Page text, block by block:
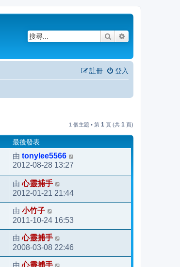
搜尋
登入
註冊
1 個主題 • 第 1 頁 (共 1 頁)
最後發表
由 tonylee5566
2012-08-28 13:27
由心靈捕手
2012-01-21 21:44
由 小竹子
2011-10-24 16:53
由心靈捕手
2008-03-08 22:46
由心靈捕手